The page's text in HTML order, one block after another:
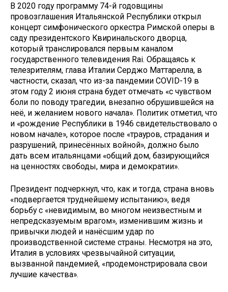
В 2020 году программу 74-й годовщины
провозглашения Итальянской Республики открыл
концерт симфонического оркестра Римской оперы в
саду президентского Квиринальского дворца,
который транслировался первым каналом
государственного телевидения Rai. Обращаясь к
телезрителям, глава Италии Серджо Маттарелла, в
частности, сказал, что из-за пандемии COVID-19 в
этом году 2 июня страна будет отмечать «с чувством
боли по поводу трагедии, внезапно обрушившейся на
неё, и желанием нового начала». Политик отметил, что
и «рождение Республики в 1946 свидетельствовало о
новом начале», которое после «трауров, страдания и
разрушений, принесённых войной», должно было
дать всем итальянцами «общий дом, базирующийся
на ценностях свободы, мира и демократии».
Президент подчеркнул, что, как и тогда, страна вновь
«подвергается труднейшему испытанию», ведя
борьбу с «невидимым, во многом неизвестным и
непредсказуемым врагом», изменившим жизнь и
привычки людей и нанёсшим удар по
производственной системе страны. Несмотря на это,
Италия в условиях чрезвычайной ситуации,
вызванной пандемией, «продемонстрировала свои
лучшие качества».